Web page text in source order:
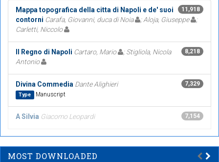
11,918
Mappa topografica della citta di Napoli e de' suoi
contorni Carafa, Giovanni, duca di Noia ; Aloja, Giuseppe
;
Carletti, Niccolo
8,218
Il Regno di Napoli Cartaro, Mario
; Stigliola, Nicola
Antonio
7,329
Divina Commedia Dante Alighieri
Type Manuscript
7,154
A Silvia Giacomo Leopardi
MOST DOWNLOADED